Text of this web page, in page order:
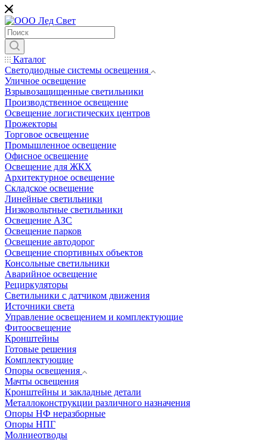
Каталог
Светодиодные системы освещения
Уличное освещение
Взрывозащищенные светильники
Производственное освещение
Освещение логистических центров
Прожекторы
Торговое освещение
Промышленное освещение
Офисное освещение
Освещение для ЖКХ
Архитектурное освещение
Складское освещение
Линейные светильники
Низковольтные светильники
Освещение АЗС
Освещение парков
Освещение автодорог
Освещение спортивных объектов
Консольные светильники
Аварийное освещение
Рециркуляторы
Светильники с датчиком движения
Источники света
Управление освещением и комплектующие
Фитоосвещение
Кронштейны
Готовые решения
Комплектующие
Опоры освещения
Мачты освещения
Кронштейны и закладные детали
Металлоконструкции различного назначения
Опоры НФ неразборные
Опоры НПГ
Молниеотводы
*